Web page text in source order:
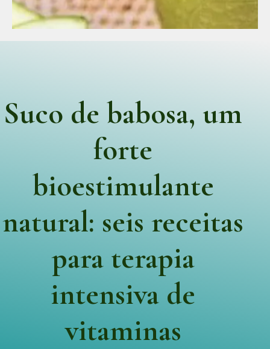
Suco de babosa, um
forte
bioestimulante
natural: seis receitas
para terapia
intensiva de
vitaminas